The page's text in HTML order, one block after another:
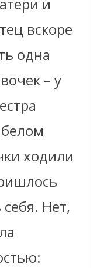
и
вскоре
одна
– у
ходили
Нет,